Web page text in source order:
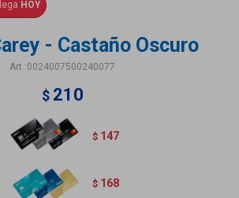
HOY
- Castaño Oscuro
0024007500240077
$ 210
$ 147
$ 168